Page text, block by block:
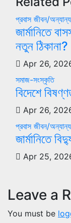
প্রবাস জীবন/অন্যান্য
জার্মানিতে
নতুন ঠিকানা?
Apr 26,
সমাজ-সংস্কৃতি
বিদেশে
Apr 26,
প্রবাস জীবন/অন্যান্য
জার্মানিতে
Apr 25,
Leave a
You must be